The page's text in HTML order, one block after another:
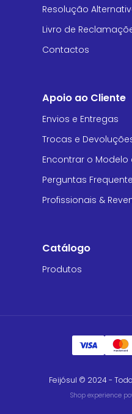
Resolução
Livro de
Contactos
Apoio ao Cliente
Envios e Entregas
Trocas e
Encontrar o
Perguntas
Profissionais &
Catálogo
Produtos
Feijósul © 2024 -
Shop experience